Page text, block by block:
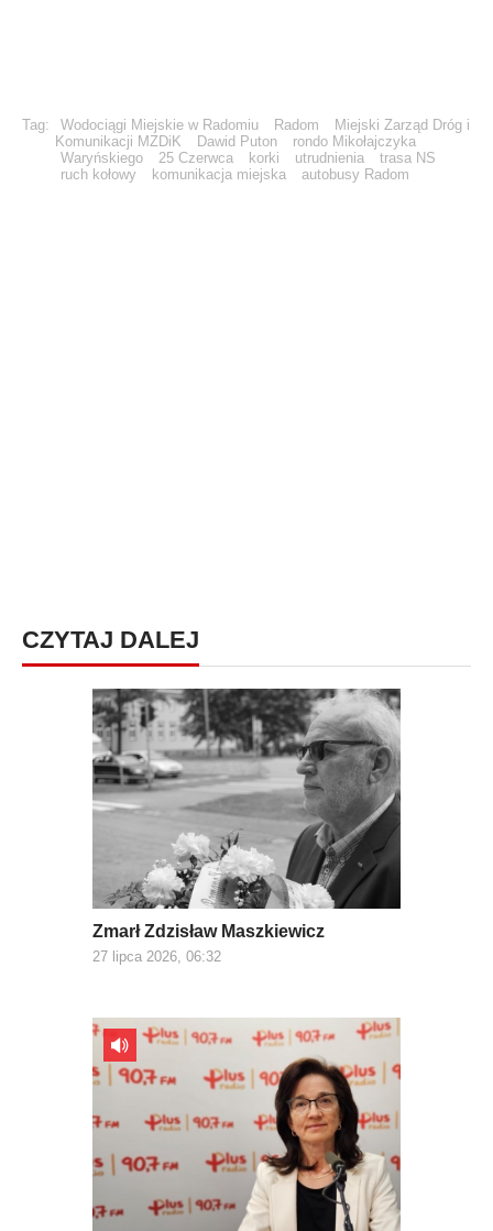
Tag: Wodociągi Miejskie w Radomiu Radom
Miejski Zarząd Dróg i
Komunikacji MZDiK
Dawid Puton
rondo Mikołajczyka
Waryńskiego
25 Czerwca korki utrudnienia
trasa NS
ruch kołowy
komunikacja miejska autobusy Radom
CZYTAJ DALEJ
Zmarł Zdzisław Maszkiewicz
27 lipca 2026, 06:32